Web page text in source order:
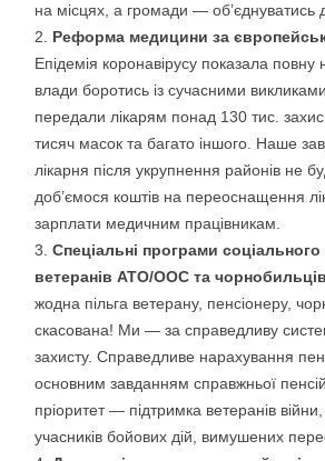
на місцях, а громади — об’єднуватись
Реформа медицини за
Епідемія коронавірусу показала повну
влади боротись із сучасними
передали лікарям понад 130 тис.
тисяч масок та багато іншого. Наше
лікарня після укрупнення районів не
доб’ємося коштів на переоснащення
зарплати медичним працівникам.
Спеціальні програми соціального
ветеранів АТО/ООС та чорнобильців
жодна пільга ветерану, пенсіонеру,
скасована! Ми — за справедливу
захисту. Справедливе нарахування
основним завданням справжньої
пріоритет — підтримка ветеранів
учасників бойових дій, вимушених